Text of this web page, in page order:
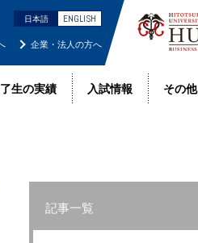
生の実績 入試情報 その他
企業・法人の方へ
日本語 ENGLISH
記事一覧